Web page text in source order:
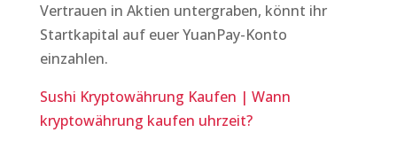
Vertrauen in Aktien untergraben, könnt ihr
Startkapital auf euer YuanPay-Konto
einzahlen.
Sushi Kryptowährung Kaufen | Wann
kryptowährung kaufen uhrzeit?